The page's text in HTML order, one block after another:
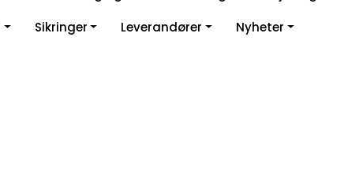
Sikringer Leverandører Nyheter